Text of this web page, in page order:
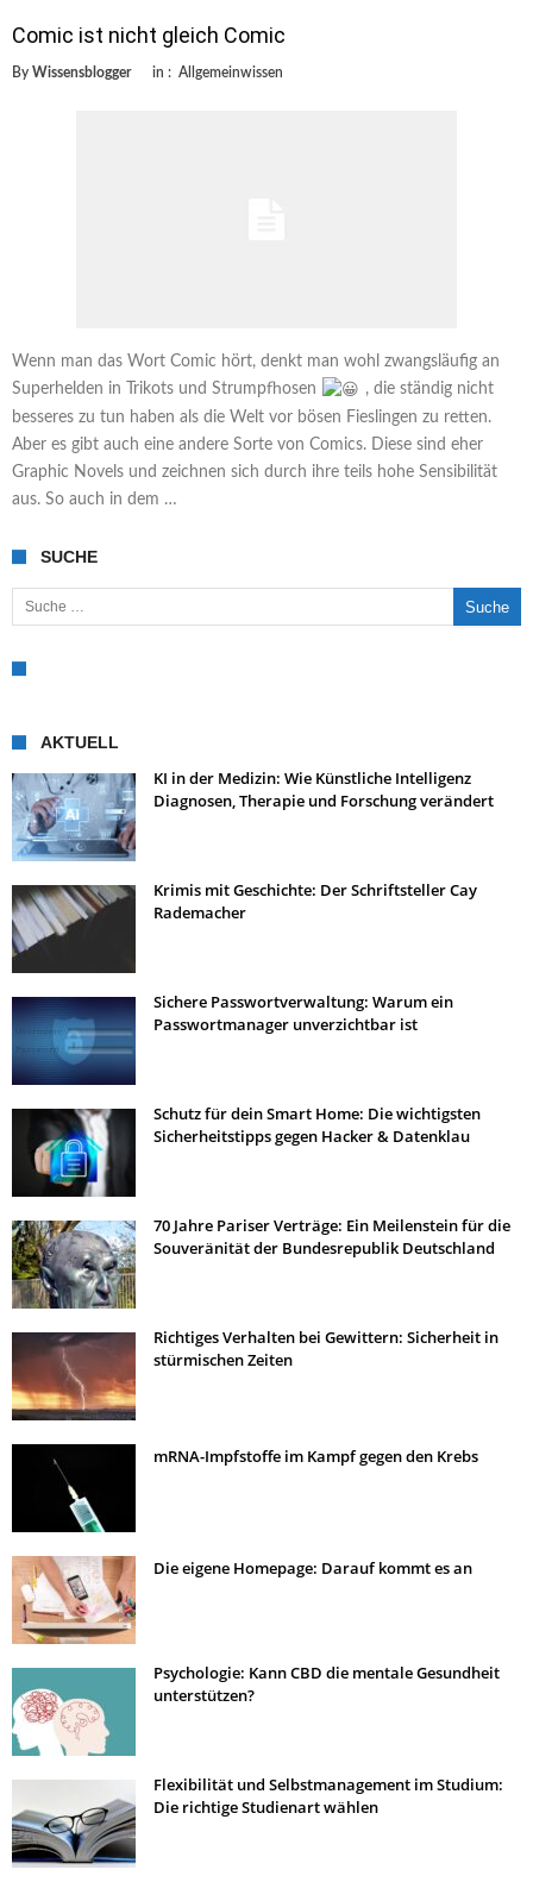
Comic ist nicht gleich Comic
By Wissensblogger in : Allgemeinwissen
Wenn man das Wort Comic hört, denkt man wohl zwangsläufig an
Superhelden in Trikots und Strumpfhosen
, die ständig nicht
besseres zu tun haben als die Welt vor bösen Fieslingen zu retten.
Aber es gibt auch eine andere Sorte von Comics. Diese sind eher
Graphic Novels und zeichnen sich durch ihre teils hohe Sensibilität
aus. So auch in dem …
SUCHE
Suche nach:
AKTUELL
KI in der Medizin: Wie Künstliche Intelligenz
Diagnosen, Therapie und Forschung verändert
Krimis mit Geschichte: Der Schriftsteller Cay
Rademacher
Sichere Passwortverwaltung: Warum ein
Passwortmanager unverzichtbar ist
Schutz für dein Smart Home: Die wichtigsten
Sicherheitstipps gegen Hacker & Datenklau
70 Jahre Pariser Verträge: Ein Meilenstein für die
Souveränität der Bundesrepublik Deutschland
Richtiges Verhalten bei Gewittern: Sicherheit in
stürmischen Zeiten
mRNA-Impfstoffe im Kampf gegen den Krebs
Die eigene Homepage: Darauf kommt es an
Psychologie: Kann CBD die mentale Gesundheit
unterstützen?
Flexibilität und Selbstmanagement im Studium:
Die richtige Studienart wählen